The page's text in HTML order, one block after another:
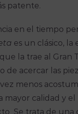
patente.
en el tiempo
es un clásico, la
la trae al Gran
de acercar las
menos
mayor calidad y el
Se trata de una